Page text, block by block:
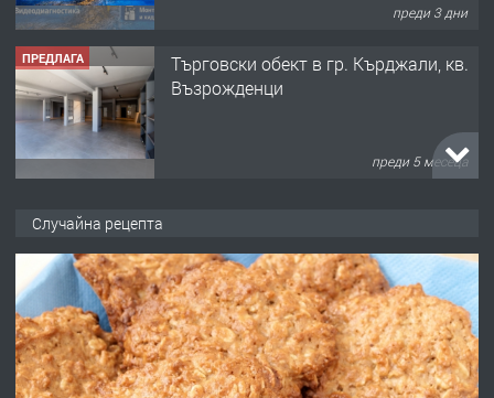
преди 3 дни
ПРЕДЛАГА
Tърговски обект в гр. Кърджали, кв.
Възрожденци
преди 5 месеца
преди 6 месеца
ПРЕДЛАГА
Заведение /ресторант, бистро/ в с.
Чакаларово, община Кирково
Случайна рецепта